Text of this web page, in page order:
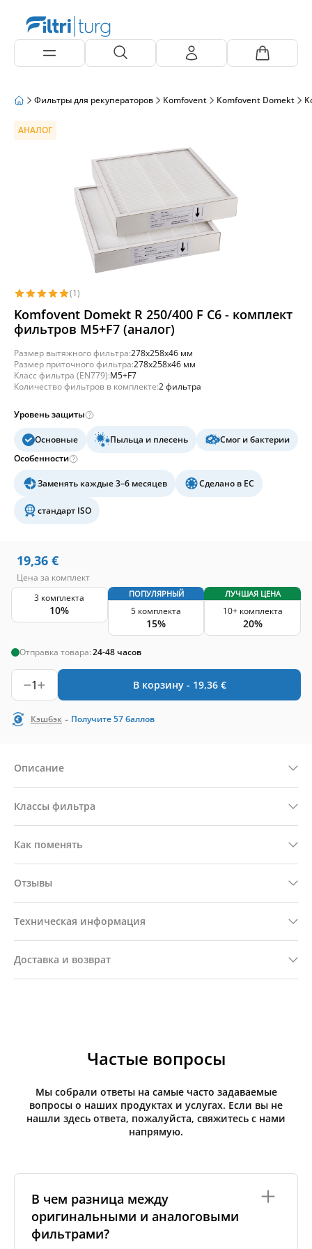
Фильтры для рекуператоров Komfovent Komfovent Domekt
АНАЛОГ
(1)
Komfovent Domekt R 250/400 F C6 - комплект
фильтров M5+F7 (аналог)
Размер вытяжного фильтра:278x258x46 мм
Размер приточного фильтра:278x258x46 мм
Класс фильтра (EN779):M5+F7
Количество фильтров в комплекте:2 фильтра
Уровень защиты
Основные Пыльца и плесень
Смог и бактерии
Особенности
Заменять каждые 3–6 месяцев Сделано в ЕС
стандарт ISO
19,36 €
Цена за комплект
3 комплекта
10%
ПОПУЛЯРНЫЙ
5 комплекта
15%
ЛУЧШАЯ ЦЕНА
10+ комплекта
20%
Отправка товара:24-48 часов
1 В корзину - 19,36 €
Кэшбэк - Получите57баллов
Описание
Классы фильтра
Как поменять
Отзывы
Техническая информация
Доставка и возврат
Частые вопросы
Мы собрали ответы на самые часто задаваемые
вопросы о наших продуктах и услугах. Если вы не
нашли здесь ответа, пожалуйста, свяжитесь с нами
напрямую.
В чем разница между
оригинальными и аналоговыми
фильтрами?